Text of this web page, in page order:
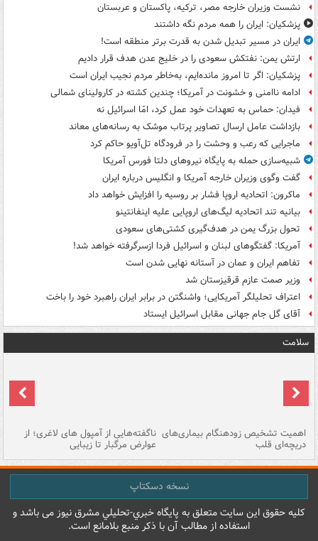
نشست وزیران خارجه مصر، ترکیه، پاکستان و عربستان
پزشکیان: ایران را همه مردم نگه داشتند
ایران در مسیر تبدیل شدن به قدرت برتر منطقه است!
ارتش یمن: نفتکش سعودی را در خلیج عدن هدف قرار دادیم
پزشکیان: اگر تا امروز مانده‌ایم، به‌خاطر مردم نجیب ایران است
ادامه ناامنی و خشونت در آمریکا؛ چندین کشته در کارولینای شمالی
فیدان: حماس به تعهدات خود عمل کرد، امّا اسرائیل نه
بازداشت عامل ارسال تصاویر پرتاب موشک به رسانه‌های معاند
ماجرایی که رعب و وحشت را در فرودگاه تل‌آویو حاکم کرد
شبیه‌سازی حمله به پایگاه نیروهای دلتا فورس آمریکا
گفت وگوی وزیران خارجه آمریکا و انگلیس درباره ایران
ماکرون: اتحادیه اروپا فشار بر روسیه را افزایش خواهد داد
بیانیه تند اتحادیه لیگ‌های اروپایی علیه اینفانتینو
تحول بزرگ یمن در هدف‌گیری کشتی‌های سعودی
آمریکا: گفتگوهای لبنان و اسرائیل فردا ازسرگرفته خواهد شد!
تفاهم ایران و عمان در آستانه نهایی شدن است
وزیر صمت عازم قرقیزستان شد
اعتراف تحلیلگر آمریکایی؛ واشنگتن در برابر ایران راهبرد خود را باخت
آقای گل جام جهانی مقابل اسرائیل ایستاد
سلامت
اهمیت تشخیص زودهنگام بیماری‌های
دریچه‌ای قلب
ناگفته‌هایی از آمپول های لاغری؛ از
عوارض مرگبار تا زیبایی
نسخه دسکتاپ
کليه حقوق اين سايت متعلق به پایگاه خبري-تحليلي مشرق نيوز می باشد و
استفاده از مطالب آن با ذکر منبع بلامانع است.